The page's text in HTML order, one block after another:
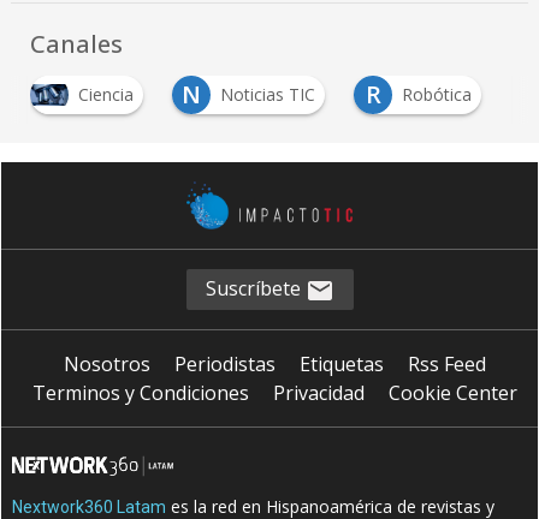
Canales
Ciencia N Noticias TIC R Robótica
Suscríbete
Nosotros Periodistas Etiquetas
Rss Feed
Terminos y Condiciones
Privacidad Cookie Center
Nextwork360 Latam es la red en Hispanoamérica de revistas y